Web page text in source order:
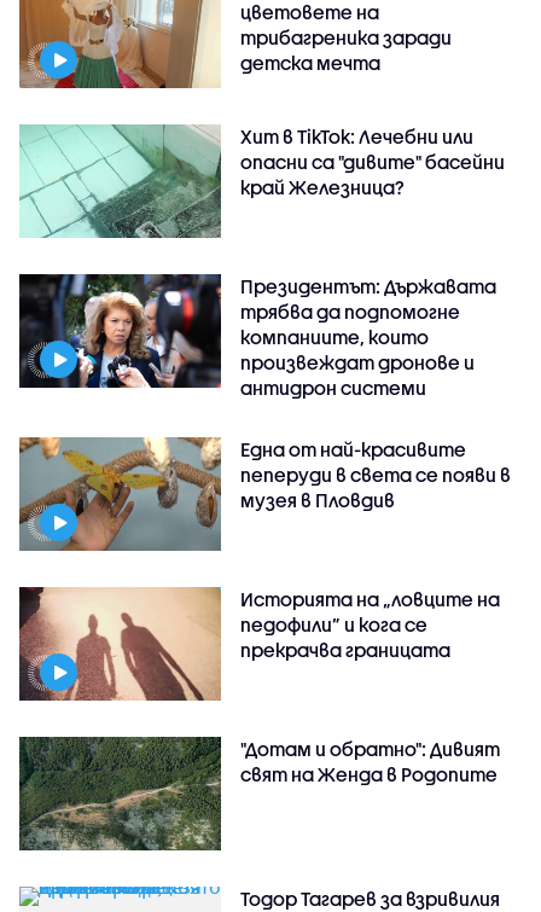
цветовете на
трибагреника заради
детска мечта
Хит в TikTok: Лечебни или
опасни са "дивите" басейни
край Железница?
Президентът: Държавата
трябва да подпомогне
компаниите, които
произвеждат дронове и
антидрон системи
Една от най-красивите
пеперуди в света се появи в
музея в Пловдив
Историята на „ловците на
педофили” и кога се
прекрачва границата
"Дотам и обратно": Дивият
свят на Женда в Родопите
Тодор Тагарев за взривилия